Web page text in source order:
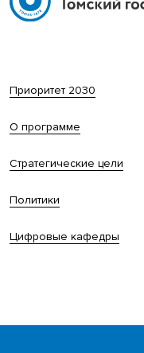
Приоритет 2030
О программе
Стратегические цели
Политики
Цифровые кафедры